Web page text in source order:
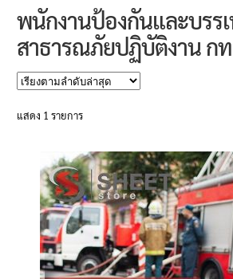
วิธีการสั่งซื้อ
แจ้งชำระเงิน
รีวิวจากลูกค้า
ข่าวเปิดสอบงานราชการ
นโยบายคืนสินค้าและการจัดส่ง​
คำถามที่พบบ่อย
พนักงานป้องกันและบรร
สาธารณภัยปฏิบัติงาน ก
แสดง 1 รายการ